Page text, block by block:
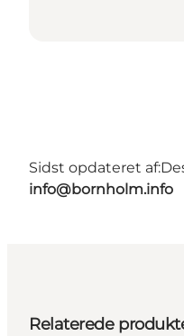
Sidst opdateret af:
info@bornholm.info
Relaterede